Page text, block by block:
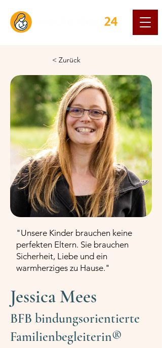
< Zurück
"Unsere Kinder brauchen keine
perfekten Eltern. Sie brauchen
Sicherheit, Liebe und ein
warmherziges zu Hause."
Jessica Mees
BFB bindungsorientierte
Familienbegleiterin®